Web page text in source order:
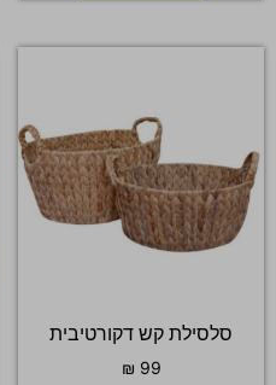
סלסילת קש דקורטיבית
₪ 99